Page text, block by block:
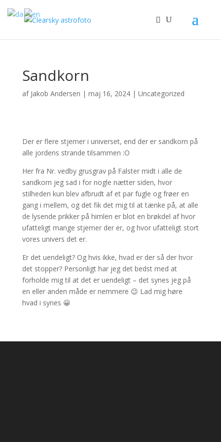
Sandkorn
af Jakob Andersen | maj 16, 2024| Uncategorized
Der er flere stjerner i universet, end der er sandkorn på
alle jordens strande tilsammen :O
Her fra Nr. vedby grusgrav på Falster midt i alle de
sandkorn jeg sad i for nogle nætter siden, hvor
stilheden kun blev afbrudt af et par fugle og frøer en
gang i mellem, og det fik det mig til at tænke på, at alle
de lysende prikker på himlen er blot en brøkdel af hvor
ufatteligt mange stjerner der er, og hvor ufatteligt stort
vores univers det er.
Er det uendeligt? Og hvis ikke, hvad er der så der hvor
det stopper? Personligt har jeg det bedst med at
forholde mig til at det er uendeligt – det synes jeg på
en eller anden måde er nemmere 😉 Lad mig høre
hvad i synes 😀